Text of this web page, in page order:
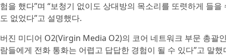
험을 했다”며 “보청기 없이도 상대방의 목소리를 또렷하게 들
도 없었다”고 설명했다.
버진 미디어 O2(Virgin Media O2)의 코어 네트워크 부문 총괄
람들에게 전화 통화는 어렵고 답답한 경험이 될 수 있다”고 말